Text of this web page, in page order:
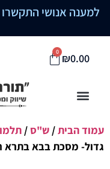
למענה אנושי התקשרו בשעות 09:00-
₪0.00
0
עמוד הבית/ ש"ס/
גדול- מסכת בבא בתרא